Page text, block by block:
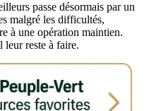
passe désormais par un
malgré les difficultés,
à une opération maintien.
leur reste à faire.